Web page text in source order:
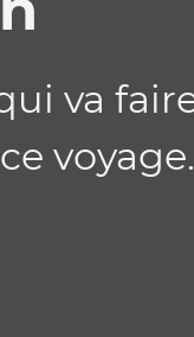
va
voyage.